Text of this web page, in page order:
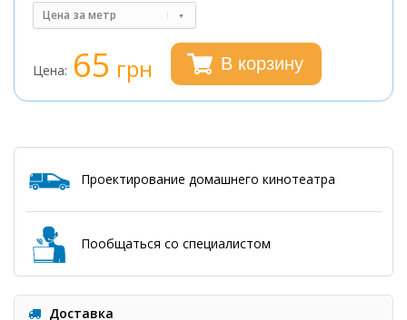
Цена за метр
Цена: 65 грн В корзину
Проектирование домашнего кинотеатра
Пообщаться со специалистом
Доставка